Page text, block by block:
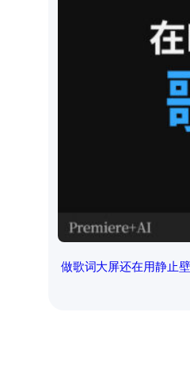
做歌词大屏还在用静止